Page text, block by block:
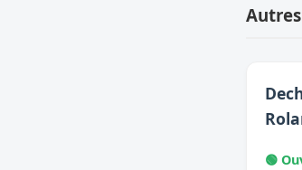
🟢